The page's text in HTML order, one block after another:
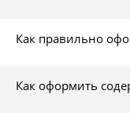
Как правильно
Как оформить